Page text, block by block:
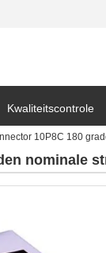
Kwaliteitscontrole
10P8C 180
nominale